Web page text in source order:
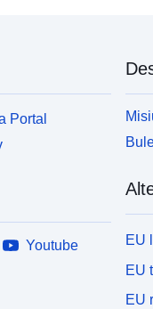
Portal
Youtube
EU
EU
EU